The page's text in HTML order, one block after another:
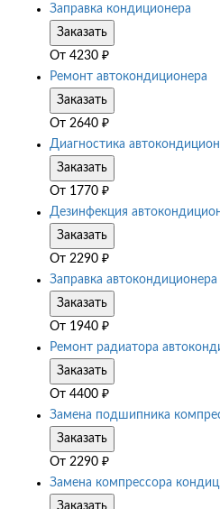
Заправка кондиционера
Заказать
От 4230 ₽
Ремонт автокондиционера
Заказать
От 2640 ₽
Диагностика
Заказать
От 1770 ₽
Дезинфекция
Заказать
От 2290 ₽
Заправка автокондиционера
Заказать
От 1940 ₽
Ремонт радиатора
Заказать
От 4400 ₽
Замена подшипника
Заказать
От 2290 ₽
Замена компрессора
Заказать